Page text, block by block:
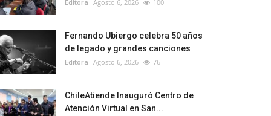
Editora Agosto 6, 2026 100
Fernando Ubiergo celebra 50 años
de legado y grandes canciones
Editora Agosto 6, 2026 76
ChileAtiende Inauguró Centro de
Atención Virtual en San...